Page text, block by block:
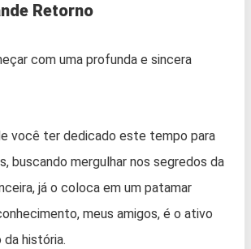
Retorno
com uma profunda e sincera
você ter dedicado este tempo para
buscando mergulhar nos segredos da
já o coloca em um patamar
meus amigos, é o ativo
da história.